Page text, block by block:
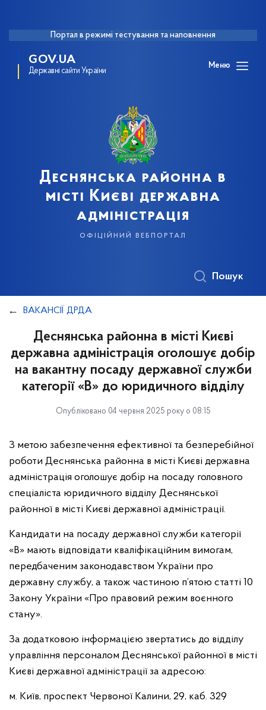
Портал в режимі тестування та наповнення
GOV.UA
Державні сайти України
Меню
Деснянська районна в
місті Києві державна
адміністрація
офіційний вебпортал
Пошук
ВАКАНСІЇ ДРДА
Деснянська районна в місті Києві
державна адміністрація оголошує добір
на вакантну посаду державної служби
категорії «В» до юридичного відділу
Опубліковано 04 червня 2025 року о 08:15
З метою забезпечення ефективної та безперебійної
роботи Деснянська районна в місті Києві державна
адміністрація оголошує добір на посаду головного
спеціаліста юридичного відділу Деснянської
районної в місті Києві державної адміністрації.
Кандидати на посаду державної служби категорії
«В» мають відповідати кваліфікаційним вимогам,
передбаченим законодавством України про
державну службу, а також частиною п’ятою статті 10
Закону України «Про правовий режим воєнного
стану».
За додатковою інформацією звертатись до відділу
управління персоналом Деснянської районної в місті
Києві державної адміністрації за адресою:
м. Київ, проспект Червоної Калини, 29, каб. 329